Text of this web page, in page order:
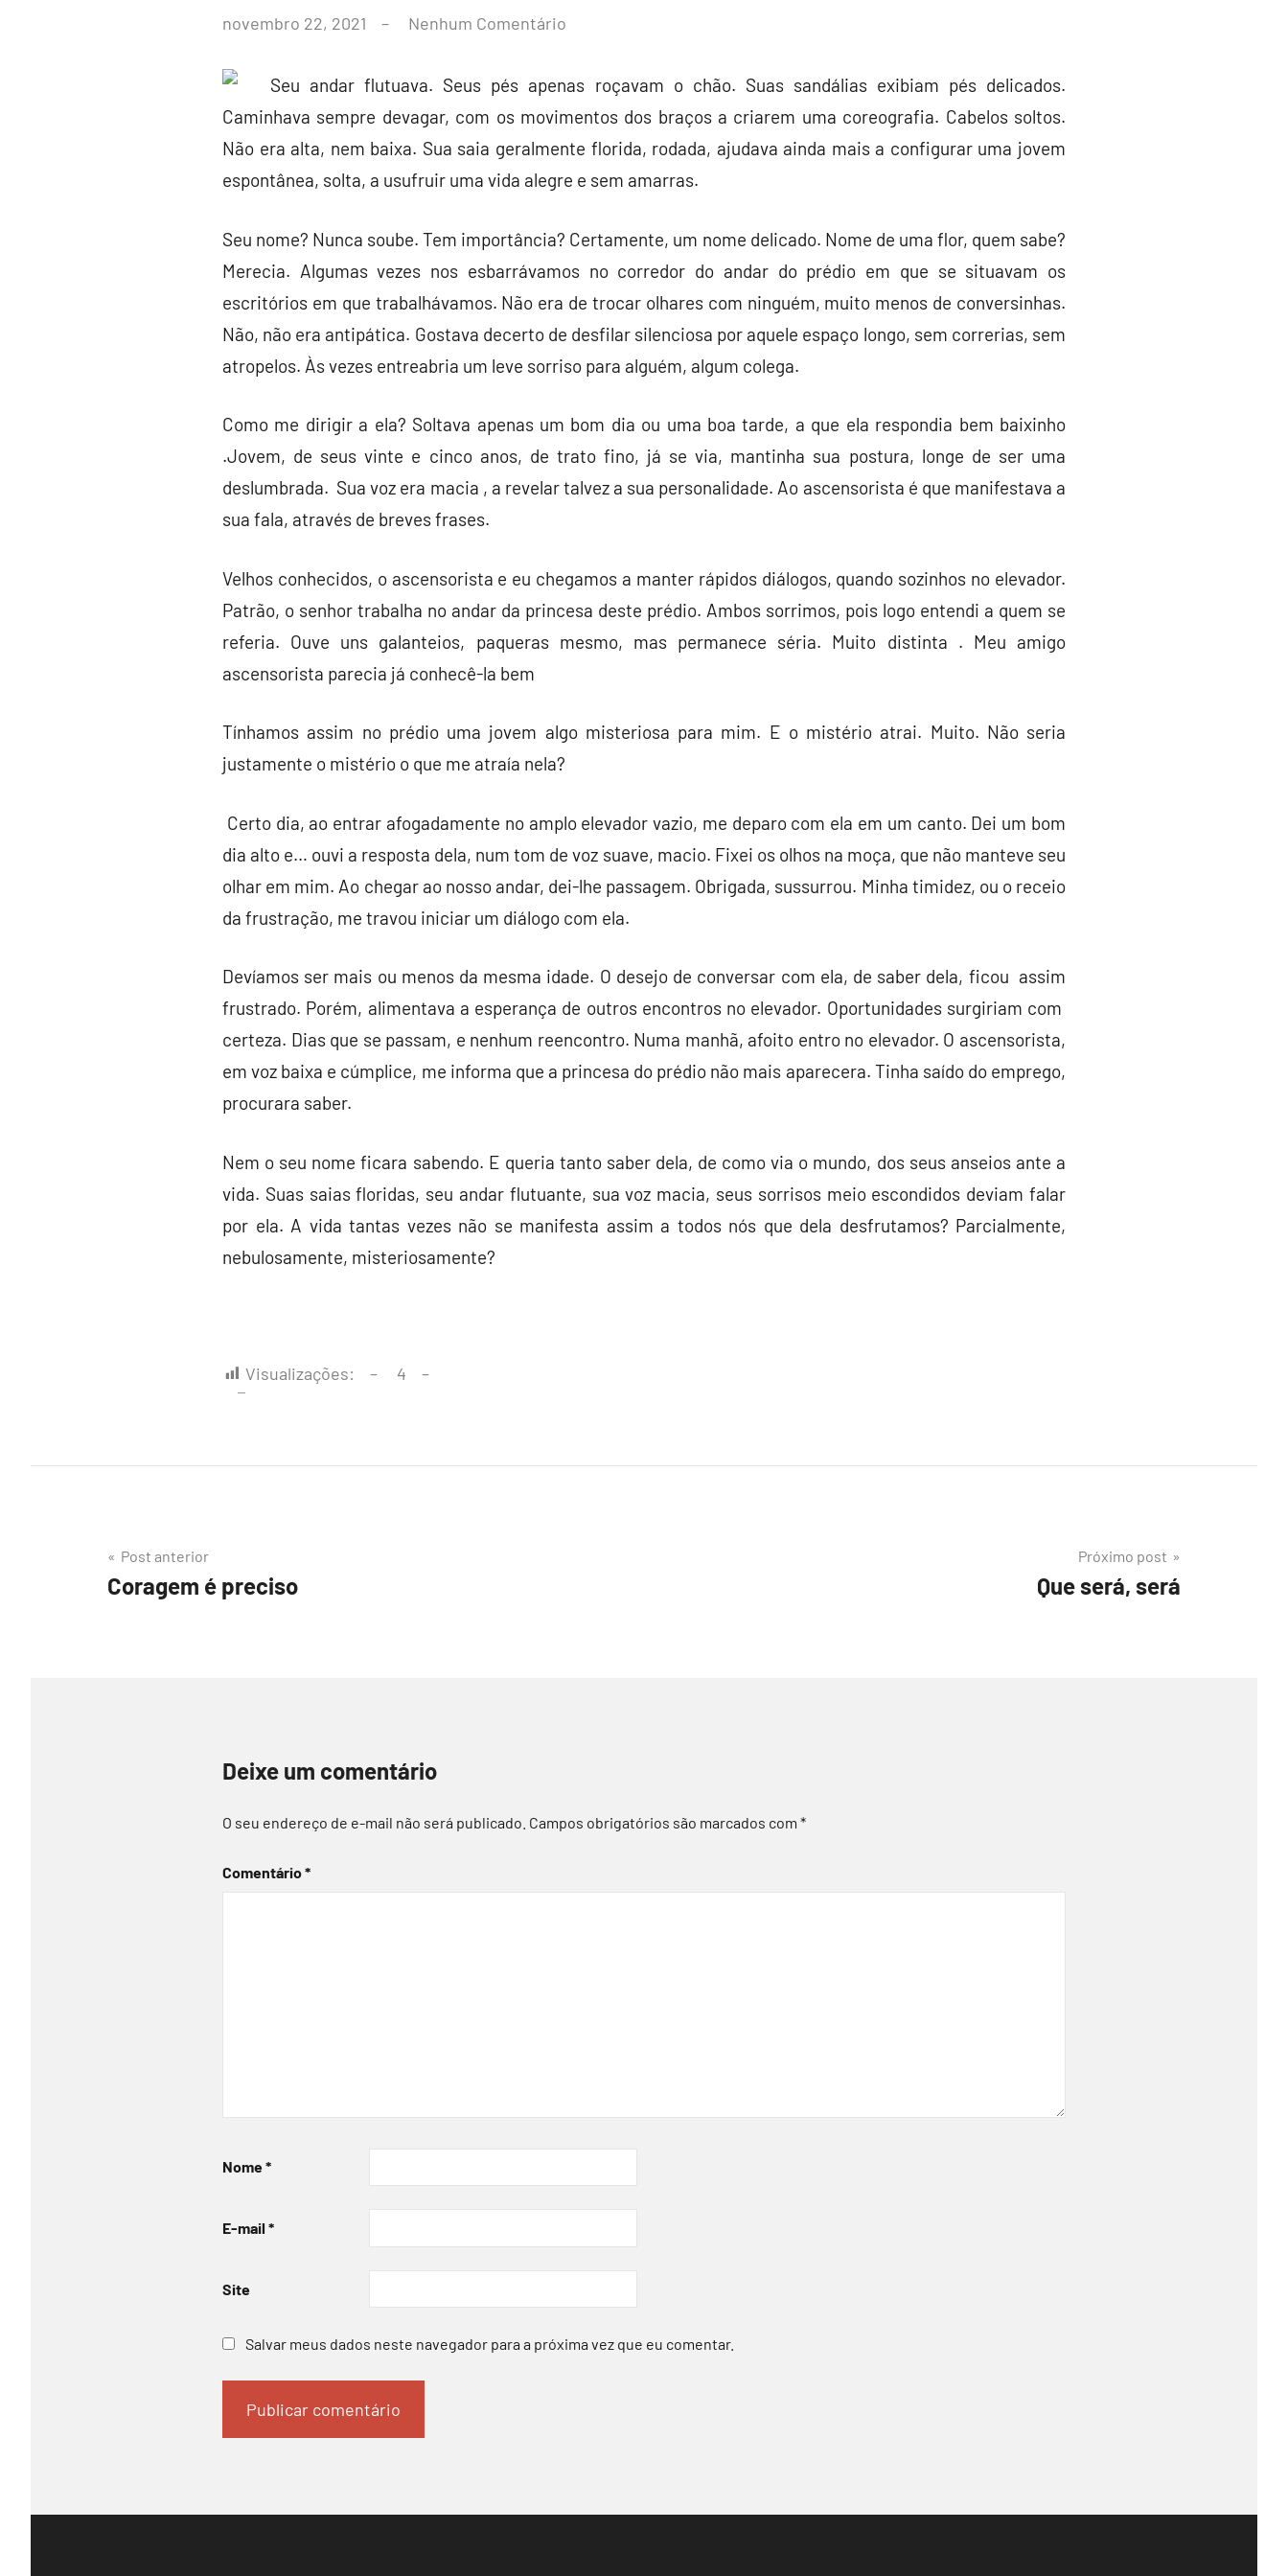
por
novembro 22, 2021 Nenhum Comentário
Seu andar flutuava. Seus pés apenas roçavam o chão. Suas sandálias exibiam pés delicados.
Caminhava sempre devagar, com os movimentos dos braços a criarem uma coreografia. Cabelos soltos.
Não era alta, nem baixa. Sua saia geralmente florida, rodada, ajudava ainda mais a configurar uma jovem
espontânea, solta, a usufruir uma vida alegre e sem amarras.
Seu nome? Nunca soube. Tem importância? Certamente, um nome delicado. Nome de uma flor, quem sabe?
Merecia. Algumas vezes nos esbarrávamos no corredor do andar do prédio em que se situavam os
escritórios em que trabalhávamos. Não era de trocar olhares com ninguém, muito menos de conversinhas.
Não, não era antipática. Gostava decerto de desfilar silenciosa por aquele espaço longo, sem correrias, sem
atropelos. Às vezes entreabria um leve sorriso para alguém, algum colega.
Como me dirigir a ela? Soltava apenas um bom dia ou uma boa tarde, a que ela respondia bem baixinho
.Jovem, de seus vinte e cinco anos, de trato fino, já se via, mantinha sua postura, longe de ser uma
deslumbrada. Sua voz era macia , a revelar talvez a sua personalidade. Ao ascensorista é que manifestava a
sua fala, através de breves frases.
Velhos conhecidos, o ascensorista e eu chegamos a manter rápidos diálogos, quando sozinhos no elevador.
Patrão, o senhor trabalha no andar da princesa deste prédio. Ambos sorrimos, pois logo entendi a quem se
referia. Ouve uns galanteios, paqueras mesmo, mas permanece séria. Muito distinta . Meu amigo
ascensorista parecia já conhecê-la bem
Tínhamos assim no prédio uma jovem algo misteriosa para mim. E o mistério atrai. Muito. Não seria
justamente o mistério o que me atraía nela?
Certo dia, ao entrar afogadamente no amplo elevador vazio, me deparo com ela em um canto. Dei um bom
dia alto e… ouvi a resposta dela, num tom de voz suave, macio. Fixei os olhos na moça, que não manteve seu
olhar em mim. Ao chegar ao nosso andar, dei-lhe passagem. Obrigada, sussurrou. Minha timidez, ou o receio
da frustração, me travou iniciar um diálogo com ela.
Devíamos ser mais ou menos da mesma idade. O desejo de conversar com ela, de saber dela, ficou assim
frustrado. Porém, alimentava a esperança de outros encontros no elevador. Oportunidades surgiriam com
certeza. Dias que se passam, e nenhum reencontro. Numa manhã, afoito entro no elevador. O ascensorista,
em voz baixa e cúmplice, me informa que a princesa do prédio não mais aparecera. Tinha saído do emprego,
procurara saber.
Nem o seu nome ficara sabendo. E queria tanto saber dela, de como via o mundo, dos seus anseios ante a
vida. Suas saias floridas, seu andar flutuante, sua voz macia, seus sorrisos meio escondidos deviam falar
por ela. A vida tantas vezes não se manifesta assim a todos nós que dela desfrutamos? Parcialmente,
nebulosamente, misteriosamente?
Visualizações: 4
Navegação
de
Post anterior
Coragem é preciso
Próximo post
Que será, será
Deixe um comentário
O seu endereço de e-mail não será publicado. Campos obrigatórios são marcados com *
Comentário*
Nome*
E-mail *
Site
Salvar meus dados neste navegador para a próxima vez que eu comentar.